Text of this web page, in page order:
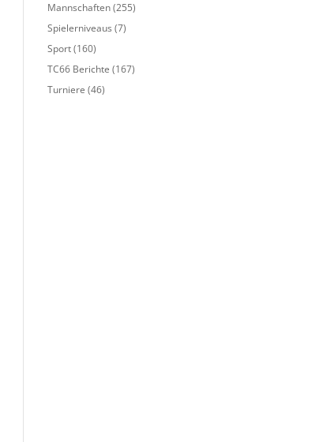
Mannschaften(255)
Spielerniveaus (7)
Sport(160)
TC66 Berichte (167)
Turniere (46)